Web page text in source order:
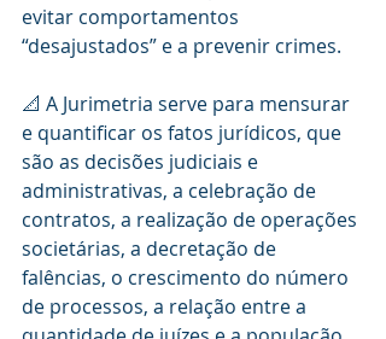
evitar comportamentos
“desajustados” e a prevenir crimes.
📐 A Jurimetria serve para mensurar
e quantificar os fatos jurídicos, que
são as decisões judiciais e
administrativas, a celebração de
contratos, a realização de operações
societárias, a decretação de
falências, o crescimento do número
de processos, a relação entre a